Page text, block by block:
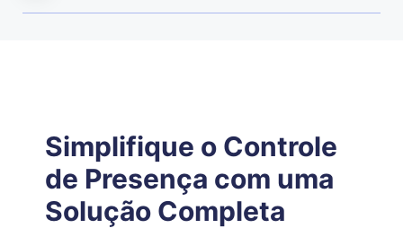
Simplifique o Controle
de Presença com uma
Solução Completa